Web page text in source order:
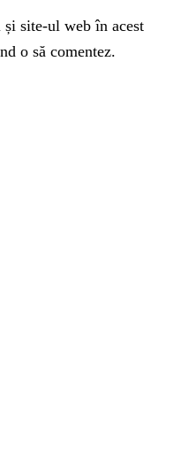
site-ul web în acest
o să comentez.